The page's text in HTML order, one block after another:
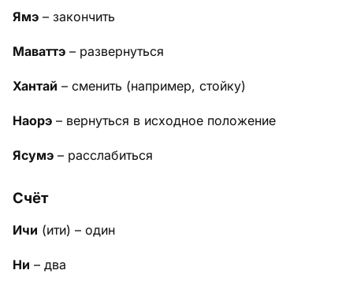
Ямэ – закончить
Маваттэ – развернуться
Хантай – сменить (например, стойку)
Наорэ – вернуться в исходное положение
Ясумэ – расслабиться
Счёт
Ичи (ити) – один
Ни – два